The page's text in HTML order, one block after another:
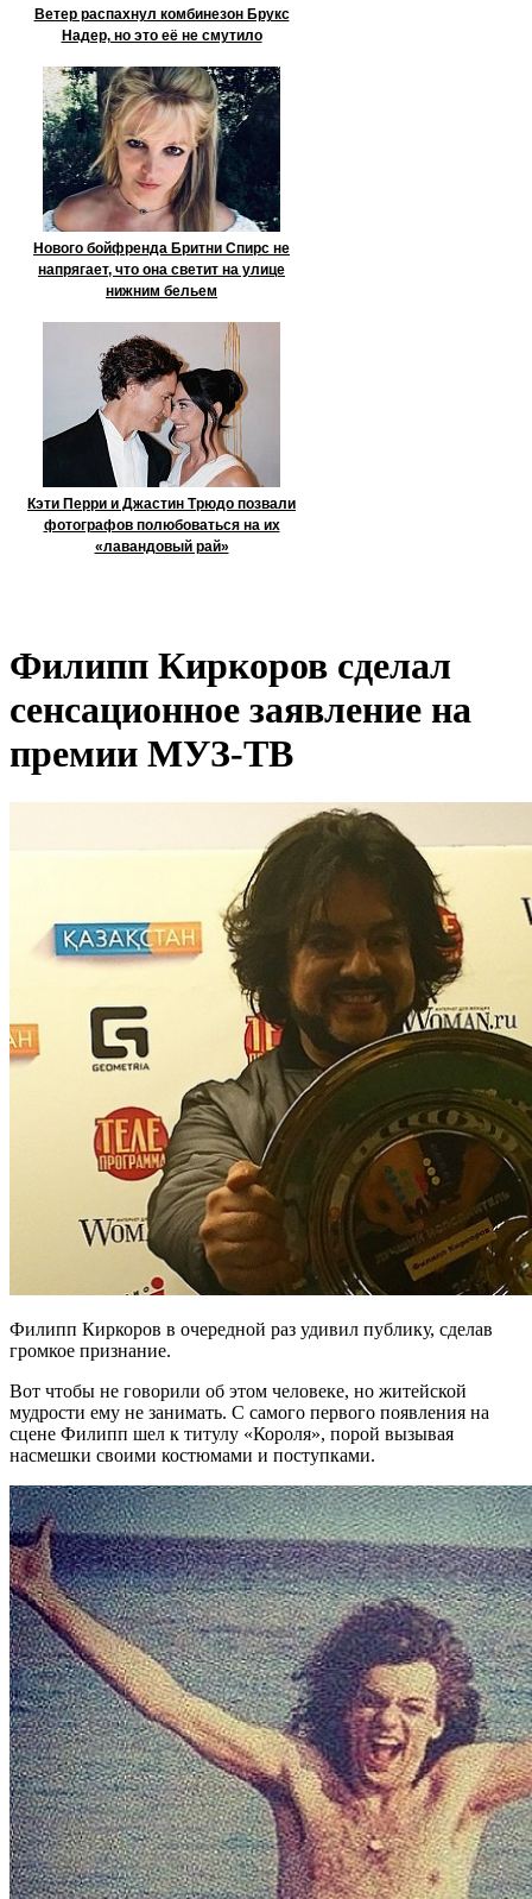
Ветер распахнул комбинезон Брукс
Надер, но это её не смутило
Нового бойфренда Бритни Спирс не
напрягает, что она светит на улице
нижним бельем
Кэти Перри и Джастин Трюдо позвали
фотографов полюбоваться на их
«лавандовый рай»
Филипп Киркоров сделал
сенсационное заявление на
премии МУЗ-ТВ
Филипп Киркоров в очередной раз удивил публику, сделав
громкое признание.
Вот чтобы не говорили об этом человеке, но житейской
мудрости ему не занимать. С самого первого появления на
сцене Филипп шел к титулу «Короля», порой вызывая
насмешки своими костюмами и поступками.